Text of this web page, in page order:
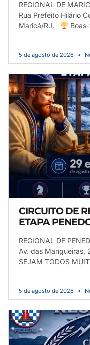
REGIONAL DE
Rua Prefeito Hilário
Maricá/RJ.
5 de agosto de 2026
CIRCUITO DE
ETAPA
REGIONAL DE
Av. das Mangueiras,
SEJAM TODOS
5 de agosto de 2026